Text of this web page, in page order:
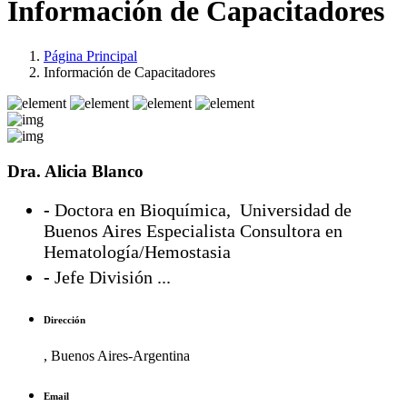
Información de Capacitadores
Página Principal
Información de Capacitadores
Dra. Alicia Blanco
- Doctora en Bioquímica, Universidad de
Buenos Aires Especialista Consultora en
Hematología/Hemostasia
- Jefe División ...
Dirección
, Buenos Aires-Argentina
Email